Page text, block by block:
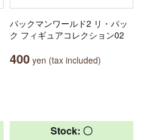
パックマンワールド2 リ・パッ
ク フィギュアコレクション02
400 yen (tax included)
Stock: 〇